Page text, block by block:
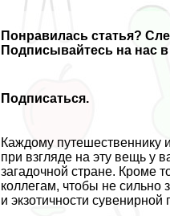
Понравилась статья?
Подписывайтесь на нас
Подписаться.
Каждому путешественнику
при взгляде на эту вещь у
загадочной стране. Кроме
коллегам, чтобы не сильно
и экзотичности сувенирной